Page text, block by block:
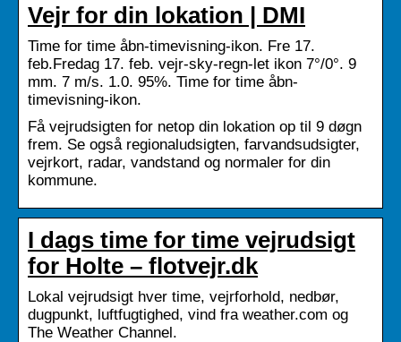
Vejr for din lokation | DMI
Time for time åbn-timevisning-ikon. Fre 17.
feb.Fredag 17. feb. vejr-sky-regn-let ikon 7°/0°. 9
mm. 7 m/s. 1.0. 95%. Time for time åbn-
timevisning-ikon.
Få vejrudsigten for netop din lokation op til 9 døgn
frem. Se også regionaludsigten, farvandsudsigter,
vejrkort, radar, vandstand og normaler for din
kommune.
I dags time for time vejrudsigt
for Holte – flotvejr.dk
Lokal vejrudsigt hver time, vejrforhold, nedbør,
dugpunkt, luftfugtighed, vind fra weather.com og
The Weather Channel.